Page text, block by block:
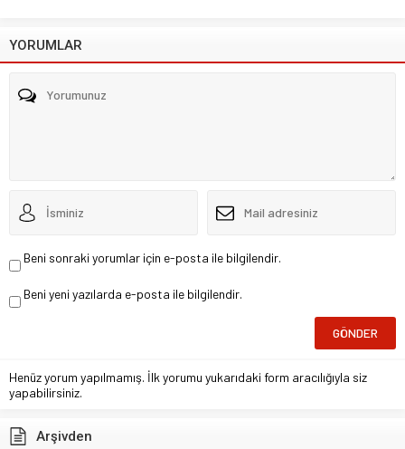
YORUMLAR
Beni sonraki yorumlar için e-posta ile bilgilendir.
Beni yeni yazılarda e-posta ile bilgilendir.
Henüz yorum yapılmamış. İlk yorumu yukarıdaki form aracılığıyla siz
yapabilirsiniz.
Arşivden